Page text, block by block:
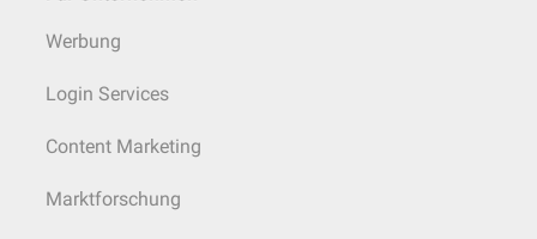
Werbung
Login Services
Content Marketing
Marktforschung